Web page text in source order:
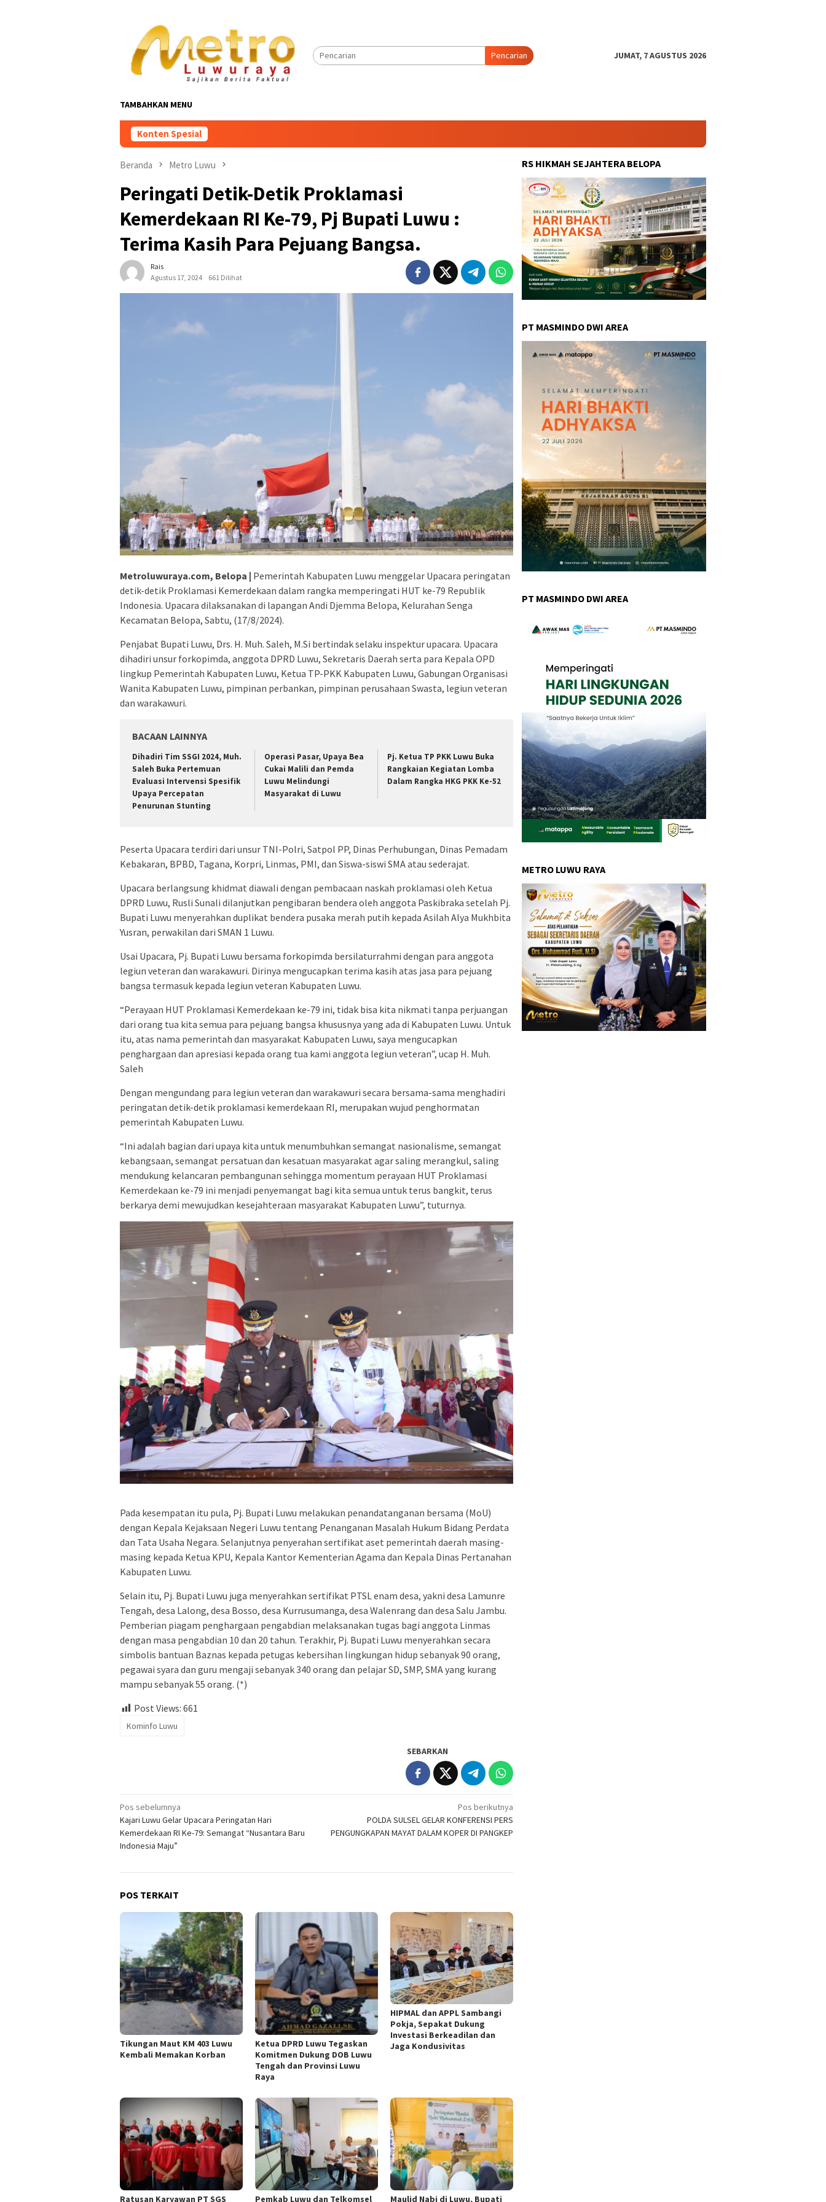
Pencarian JUMAT, 7 AGUSTUS 2026
TAMBAHKAN MENU
Konten Spesial
Beranda Metro Luwu
Peringati Detik-Detik Proklamasi
Kemerdekaan RI Ke-79, Pj Bupati Luwu :
Terima Kasih Para Pejuang Bangsa.
Rais
Agustus 17, 2024
661 Dilihat
Metroluwuraya.com, Belopa | Pemerintah Kabupaten Luwu menggelar Upacara peringatan
detik-detik Proklamasi Kemerdekaan dalam rangka memperingati HUT ke-79 RepubIik
Indonesia. Upacara dilaksanakan di lapangan Andi Djemma Belopa, Kelurahan Senga
Kecamatan Belopa, Sabtu, (17/8/2024).
Penjabat Bupati Luwu, Drs. H. Muh. Saleh, M.Si bertindak selaku inspektur upacara. Upacara
dihadiri unsur forkopimda, anggota DPRD Luwu, Sekretaris Daerah serta para Kepala OPD
lingkup Pemerintah Kabupaten Luwu, Ketua TP-PKK Kabupaten Luwu, Gabungan Organisasi
Wanita Kabupaten Luwu, pimpinan perbankan, pimpinan perusahaan Swasta, legiun veteran
dan warakawuri.
BACAAN LAINNYA
Dihadiri Tim SSGI 2024, Muh.
Saleh Buka Pertemuan
Evaluasi Intervensi Spesifik
Upaya Percepatan
Penurunan Stunting
Operasi Pasar, Upaya Bea
Cukai Malili dan Pemda
Luwu Melindungi
Masyarakat di Luwu
Pj. Ketua TP PKK Luwu Buka
Rangkaian Kegiatan Lomba
Dalam Rangka HKG PKK Ke-52
Peserta Upacara terdiri dari unsur TNI-Polri, Satpol PP, Dinas Perhubungan, Dinas Pemadam
Kebakaran, BPBD, Tagana, Korpri, Linmas, PMI, dan Siswa-siswi SMA atau sederajat.
Upacara berlangsung khidmat diawali dengan pembacaan naskah proklamasi oleh Ketua
DPRD Luwu, Rusli Sunali dilanjutkan pengibaran bendera oleh anggota Paskibraka setelah Pj.
Bupati Luwu menyerahkan duplikat bendera pusaka merah putih kepada Asilah Alya Mukhbita
Yusran, perwakilan dari SMAN 1 Luwu.
Usai Upacara, Pj. Bupati Luwu bersama forkopimda bersilaturrahmi dengan para anggota
legiun veteran dan warakawuri. Dirinya mengucapkan terima kasih atas jasa para pejuang
bangsa termasuk kepada legiun veteran Kabupaten Luwu.
“Perayaan HUT Proklamasi Kemerdekaan ke-79 ini, tidak bisa kita nikmati tanpa perjuangan
dari orang tua kita semua para pejuang bangsa khususnya yang ada di Kabupaten Luwu. Untuk
itu, atas nama pemerintah dan masyarakat Kabupaten Luwu, saya mengucapkan
penghargaan dan apresiasi kepada orang tua kami anggota legiun veteran”, ucap H. Muh.
Saleh
Dengan mengundang para legiun veteran dan warakawuri secara bersama-sama menghadiri
peringatan detik-detik proklamasi kemerdekaan RI, merupakan wujud penghormatan
pemerintah Kabupaten Luwu.
“Ini adalah bagian dari upaya kita untuk menumbuhkan semangat nasionalisme, semangat
kebangsaan, semangat persatuan dan kesatuan masyarakat agar saling merangkul, saling
mendukung kelancaran pembangunan sehingga momentum perayaan HUT Proklamasi
Kemerdekaan ke-79 ini menjadi penyemangat bagi kita semua untuk terus bangkit, terus
berkarya demi mewujudkan kesejahteraan masyarakat Kabupaten Luwu”, tuturnya.
Pada kesempatan itu pula, Pj. Bupati Luwu melakukan penandatanganan bersama (MoU)
dengan Kepala Kejaksaan Negeri Luwu tentang Penanganan Masalah Hukum Bidang Perdata
dan Tata Usaha Negara. Selanjutnya penyerahan sertifikat aset pemerintah daerah masing-
masing kepada Ketua KPU, Kepala Kantor Kementerian Agama dan Kepala Dinas Pertanahan
Kabupaten Luwu.
Selain itu, Pj. Bupati Luwu juga menyerahkan sertifikat PTSL enam desa, yakni desa Lamunre
Tengah, desa Lalong, desa Bosso, desa Kurrusumanga, desa Walenrang dan desa Salu Jambu.
Pemberian piagam penghargaan pengabdian melaksanakan tugas bagi anggota Linmas
dengan masa pengabdian 10 dan 20 tahun. Terakhir, Pj. Bupati Luwu menyerahkan secara
simbolis bantuan Baznas kepada petugas kebersihan lingkungan hidup sebanyak 90 orang,
pegawai syara dan guru mengaji sebanyak 340 orang dan pelajar SD, SMP, SMA yang kurang
mampu sebanyak 55 orang. (*)
Post Views: 661
Kominfo Luwu
SEBARKAN
Navigasi
pos
Pos sebelumnya
Kajari Luwu Gelar Upacara Peringatan Hari
Kemerdekaan RI Ke-79: Semangat “Nusantara Baru
Indonesia Maju”
Pos berikutnya
POLDA SULSEL GELAR KONFERENSI PERS
PENGUNGKAPAN MAYAT DALAM KOPER DI PANGKEP
POS TERKAIT
Tikungan Maut KM 403 Luwu
Kembali Memakan Korban
Ketua DPRD Luwu Tegaskan
Komitmen Dukung DOB Luwu
Tengah dan Provinsi Luwu
Raya
HIPMAL dan APPL Sambangi
Pokja, Sepakat Dukung
Investasi Berkeadilan dan
Jaga Kondusivitas
Ratusan Karyawan PT SGS Pemkab Luwu dan Telkomsel Maulid Nabi di Luwu, Bupati
RS HIKMAH SEJAHTERA BELOPA
PT MASMINDO DWI AREA
PT MASMINDO DWI AREA
METRO LUWU RAYA